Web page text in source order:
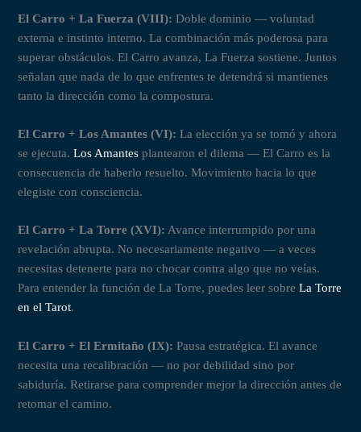
El Carro + La Fuerza (VIII): Doble dominio — voluntad
externa e instinto interno. La combinación más poderosa para
superar obstáculos. El Carro avanza, La Fuerza sostiene. Juntos
señalan que nada de lo que enfrentes te detendrá si mantienes
tanto la dirección como la compostura.
El Carro + Los Amantes (VI): La elección ya se tomó y ahora
se ejecuta.Los Amantes plantearon el dilema — El Carro es la
consecuencia de haberlo resuelto. Movimiento hacia lo que
elegiste con consciencia.
El Carro + La Torre (XVI): Avance interrumpido por una
revelación abrupta. No necesariamente negativo — a veces
necesitas detenerte para no chocar contra algo que no veías.
Para entender la función de La Torre, puedes leer sobreLa Torre
en el Tarot.
El Carro + El Ermitaño (IX): Pausa estratégica. El avance
necesita una recalibración — no por debilidad sino por
sabiduría. Retirarse para comprender mejor la dirección antes de
retomar el camino.